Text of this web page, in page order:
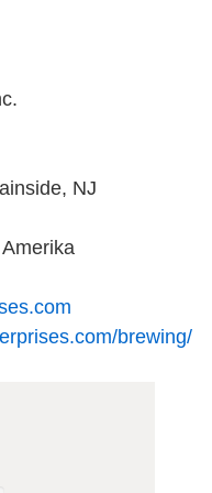
sehr
den
und die
die
Das
Faktor 10
in Sachen
NJ
brewing/